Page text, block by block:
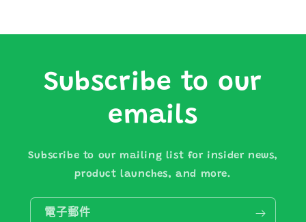
Subscribe to our
emails
Subscribe to our mailing list for insider news,
product launches, and more.
電子郵件